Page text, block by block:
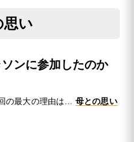
思い
ンに参加したのか
の最大の理由は… 母との思い